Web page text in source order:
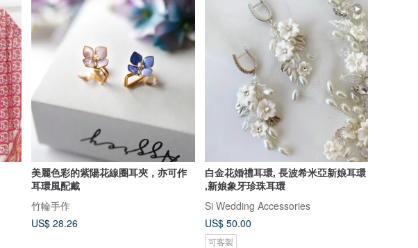
美麗色彩的紫陽花線圈耳夾，亦可作
耳環風配戴
竹輪手作
US$ 28.26
白金花婚禮耳環, 長波希米亞新娘耳環
,新娘象牙珍珠耳環
Si Wedding Accessories
US$ 50.00
可客製